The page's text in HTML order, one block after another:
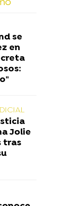
se
en
Jolie
tras